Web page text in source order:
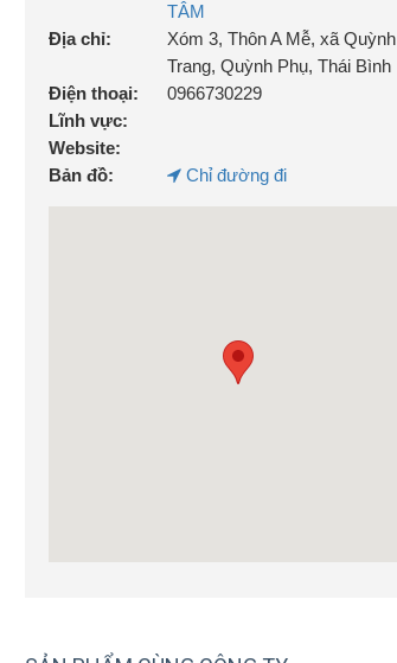
TÂM
Địa chỉ:
Xóm 3, Thôn A Mễ, xã Quỳnh
Trang, Quỳnh Phụ, Thái Bình
Điện thoại:
0966730229
Lĩnh vực:
Website:
Bản đồ:
Chỉ đường đi